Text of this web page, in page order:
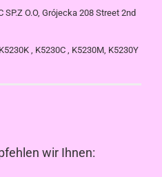
SP.Z O.O, Grójecka 208 Street 2nd
K5230K , K5230C , K5230M, K5230Y
wir Ihnen: